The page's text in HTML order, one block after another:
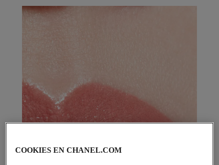
COOKIES EN CHANEL.COM